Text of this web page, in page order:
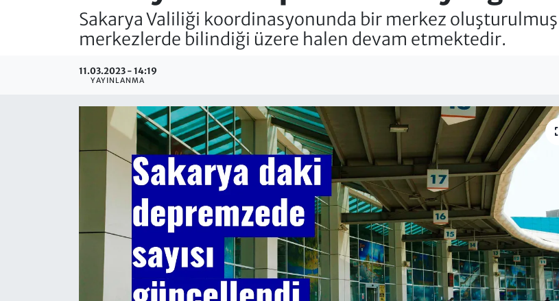
Sakarya Valiliği koordinasyonunda bir merkez
merkezlerde bilindiği üzere halen devam etmektedir.
11.03.2023 - 14:19
YAYINLANMA
Nöbetçi Eczaneler
Hakkında
Tüm Manşetler